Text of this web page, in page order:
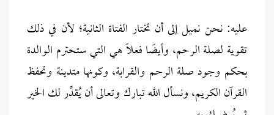
عليه: نحن نميل إلى أن تختار الفتاة الثانية؛ لأن في ذلك
تقوية لصلة الرحم، وأيضًا فعلًا هي التي ستحترم الوالدة
بحكم وجود صلة الرحم والقرابة، وكونها متدينة وتحفظ
القرآن الكريم، ونسأل الله تبارك وتعالى أن يُقدِّر لك الخير